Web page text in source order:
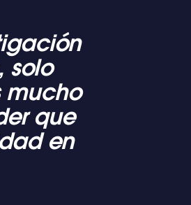
solo
mucho
que
en